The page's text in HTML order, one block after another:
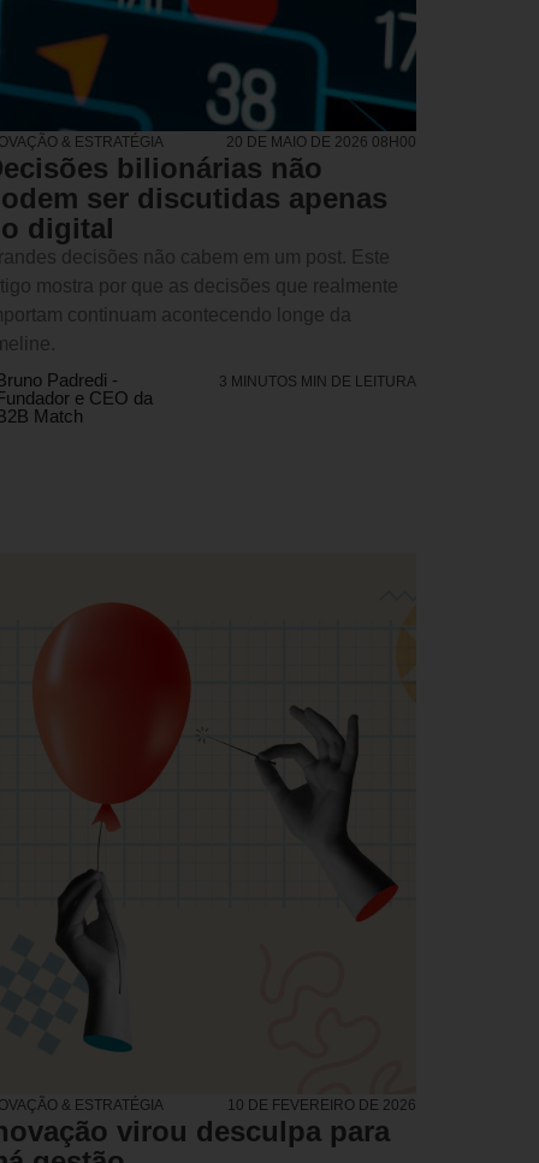
& ESTRATÉGIA 20 DE MAIO DE 2026 08H00
bilionárias não
ser discutidas apenas
digital
decisões não cabem em um post. Este
mostra por que as decisões que realmente
continuam acontecendo longe da
Padredi -
e CEO da
Match
3 MINUTOS MIN DE LEITURA
& ESTRATÉGIA 10 DE FEVEREIRO DE 2026
virou desculpa para